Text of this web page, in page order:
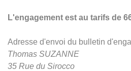
L'engagement est au tarifs de
Adresse d'envoi du bulletin
Thomas SUZANNE
35 Rue du Sirocco